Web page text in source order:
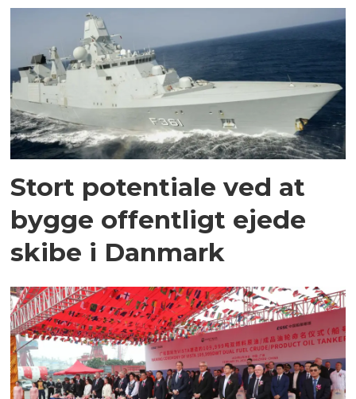
Stort potentiale ved at
bygge offentligt ejede
skibe i Danmark